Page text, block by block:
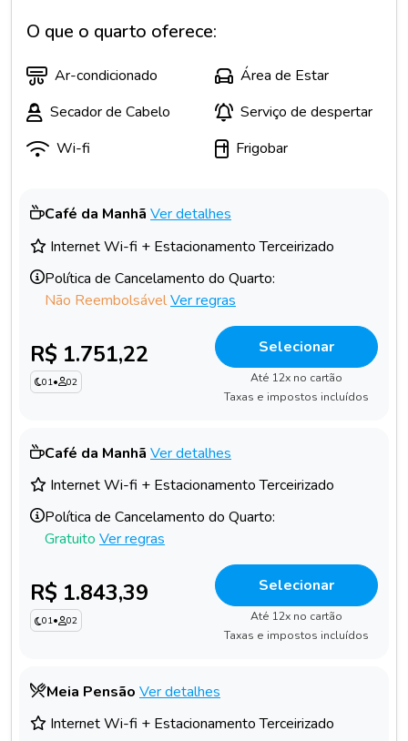
O que o quarto oferece:
Ar-condicionado
Área de Estar
Secador de Cabelo
Serviço de despertar
Wi-fi
Frigobar
Café da Manhã Ver detalhes
Internet Wi-fi + Estacionamento Terceirizado
Política de Cancelamento do Quarto:
Não ReembolsávelVer regras
R$ 1.751,22
01• 02
Selecionar
Até 12x no cartão
Taxas e impostos incluídos
Café da Manhã Ver detalhes
Internet Wi-fi + Estacionamento Terceirizado
Política de Cancelamento do Quarto:
Gratuito Ver regras
R$ 1.843,39
01• 02
Selecionar
Até 12x no cartão
Taxas e impostos incluídos
Meia Pensão Ver detalhes
Internet Wi-fi + Estacionamento Terceirizado